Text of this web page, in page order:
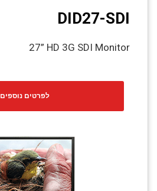
DID27-SDI
27” HD 3G SDI Monitor
לפרטים נוספים